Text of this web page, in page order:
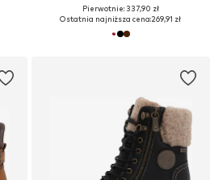
Pierwotnie: 337,90 zł
Ostatnia najniższa cena:269,91 zł